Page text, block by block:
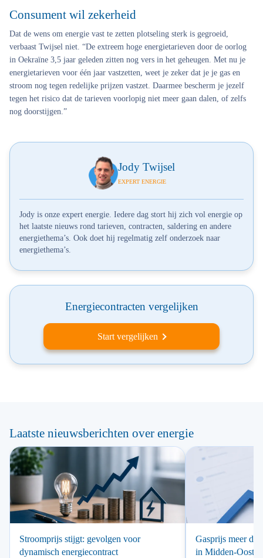
Consument wil zekerheid
Dat de wens om energie vast te zetten plotseling sterk is gegroeid,
verbaast Twijsel niet. “De extreem hoge energietarieven door de oorlog
in Oekraïne 3,5 jaar geleden zitten nog vers in het geheugen. Met nu je
energietarieven voor één jaar vastzetten, weet je zeker dat je je gas en
stroom nog tegen redelijke prijzen vastzet. Daarmee bescherm je jezelf
tegen het risico dat de tarieven voorlopig niet meer gaan dalen, of zelfs
nog doorstijgen.”
Jody Twijsel
EXPERT ENERGIE
Jody is onze expert energie. Iedere dag stort hij zich vol energie op
het laatste nieuws rond tarieven, contracten, saldering en andere
energiethema’s. Ook doet hij regelmatig zelf onderzoek naar
energiethema’s.
Energiecontracten vergelijken
Start vergelijken
Laatste nieuwsberichten over energie
Stroomprijs stijgt: gevolgen voor
dynamisch energiecontract
Gasprijs meer
in Midden-Oosten